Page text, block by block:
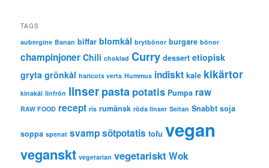
TAGS
aubergine Banan biffar blomkål brytbönor burgare bönor
champinjoner Chili choklad Curry dessert etiopisk
gryta grönkål haricots verts Hummus indiskt kale kikärtor
kinakål linfrön linserpasta potatis Pumpa raw
RAW FOOD recept ris rumänsk röda linser Seitan Snabbt soja
soppa spenat svampsötpotatis tofu vegan
veganskt vegetarian vegetariskt Wok